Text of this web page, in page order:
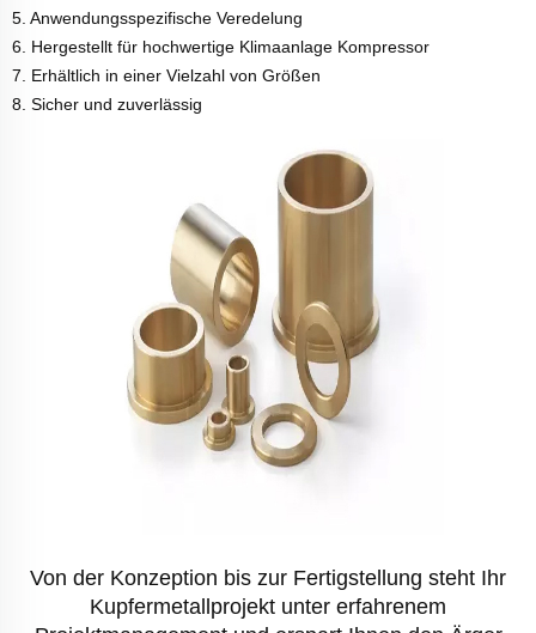
5. Anwendungsspezifische Veredelung
6. Hergestellt für hochwertige Klimaanlage Kompressor
7. Erhältlich in einer Vielzahl von Größen
8. Sicher und zuverlässig
Von der Konzeption bis zur Fertigstellung steht Ihr
Kupfermetallprojekt unter erfahrenem